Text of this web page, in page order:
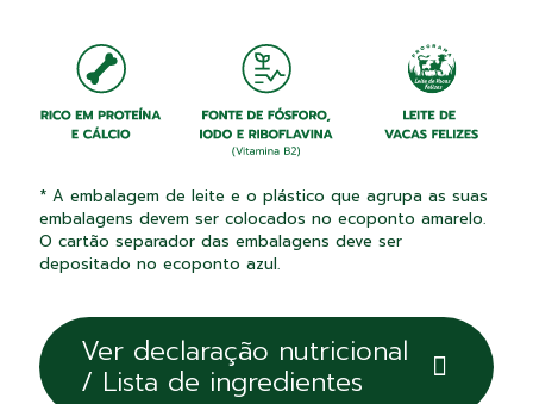
* A embalagem de leite e o plástico que agrupa as suas
embalagens devem ser colocados no ecoponto amarelo.
O cartão separador das embalagens deve ser
depositado no ecoponto azul.
Ver declaração nutricional
/ Lista de ingredientes